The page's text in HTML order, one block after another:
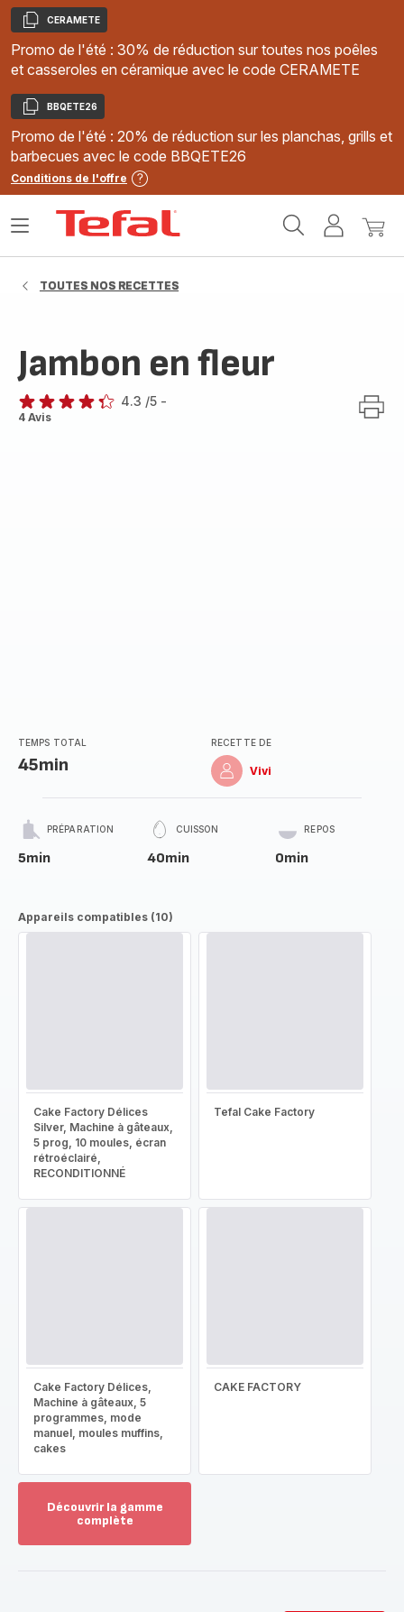
Copier
CERAMETE
Promo de l'été : 30% de réduction sur toutes nos poêles
et casseroles en céramique avec le code CERAMETE
Copier
BBQETE26
Promo de l'été : 20% de réduction sur les planchas, grills et
barbecues avec le code BBQETE26
Conditions de l'offre
MonMon
Ouvrir
TOUTES NOS RECETTES
Jambon en fleur
ratings.4.3
4.3 /5 -
4 Avis
TEMPS TOTAL
45min
RECETTE DE
Vivi
PRÉPARATION
5min
CUISSON
40min
REPOS
0min
Appareils compatibles (10)
Cake Factory Délices
Silver, Machine à gâteaux,
5 prog, 10 moules, écran
rétroéclairé,
RECONDITIONNÉ
Tefal Cake Factory
Cake Factory Délices,
Machine à gâteaux, 5
programmes, mode
manuel, moules muffins,
cakes
CAKE FACTORY
Découvrir la gamme
complète